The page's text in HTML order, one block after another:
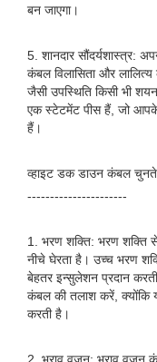
बन जाएगा।
5. शानदार सौंदर्यशास्त्र:
कंबल विलासिता और
जैसी उपस्थिति किसी भी
एक स्टेटमेंट पीस हैं, जो
हैं।
व्हाइट डक डाउन कंबल चुनते
----------------------
1. भरण शक्ति: भरण शक्ति
नीचे घेरता है। उच्च भरण
बेहतर इन्सुलेशन प्रदान
कंबल की तलाश करें, क्योंकि
करती है।